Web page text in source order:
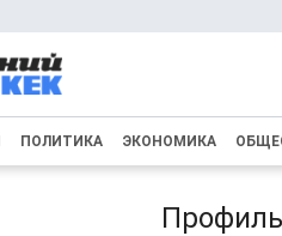
ПОЛИТИКА ЭКОНОМИКА